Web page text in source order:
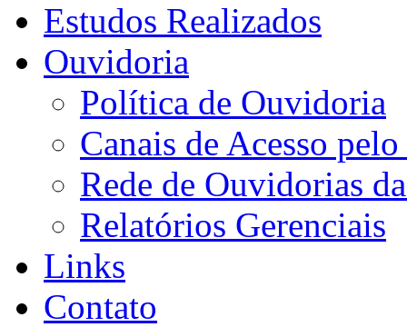
Estudos Realizados
Ouvidoria
Política de Ouvidoria
Canais de Acesso
Rede de Ouvidorias
Relatórios Gerenciais
Links
Contato